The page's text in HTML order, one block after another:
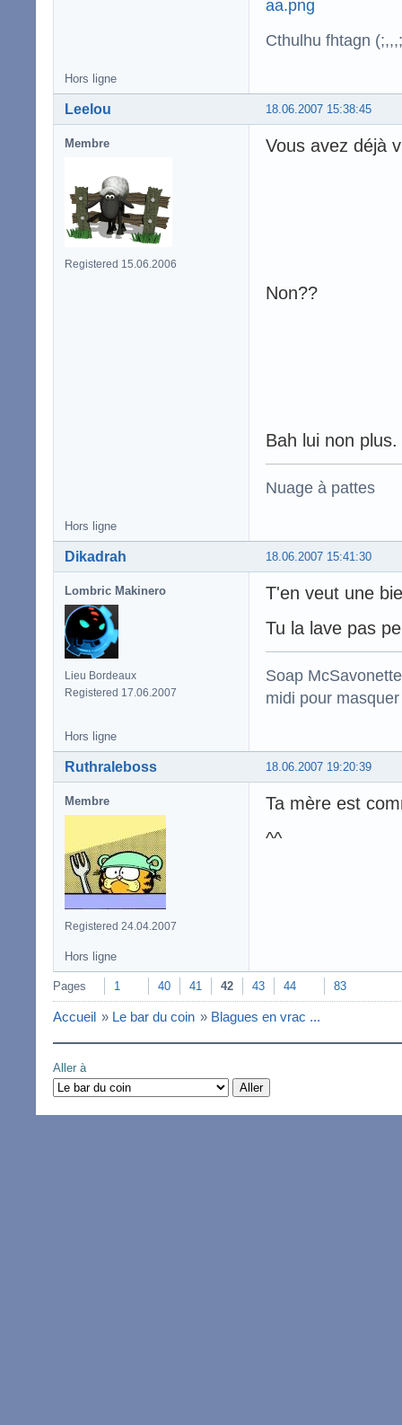
Cthulhu fhtagn
Hors ligne
18.06.2007 15:38:45
Leelou
Membre
Registered 15.06.2006
Vous avez déjà
Non??
Bah lui non plus.
Nuage à pattes
Hors ligne
18.06.2007 15:41:30
Dikadrah
Lombric Makinero
Lieu Bordeaux
Registered 17.06.2007
T'en veut une
Tu la lave pas
Soap
midi pour
Hors ligne
18.06.2007 19:20:39
Ruthraleboss
Membre
Registered 24.04.2007
Ta mère est
^^
Hors ligne
Pages 1 40 41 42 43 44 83
Accueil » Le bar du coin » Blagues en vrac ...
Aller à